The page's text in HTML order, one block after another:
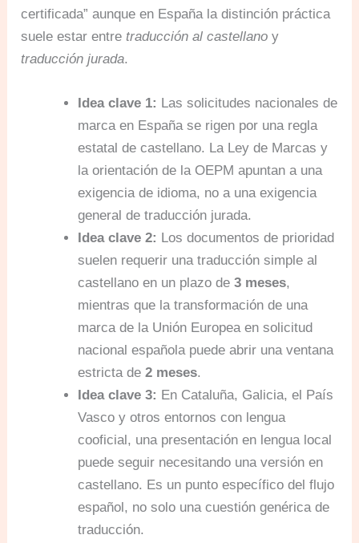
certificada” aunque en España la distinción práctica
suele estar entretraducción al castellano y
traducción jurada.
Idea clave 1: Las solicitudes nacionales de
marca en España se rigen por una regla
estatal de castellano. La Ley de Marcas y
la orientación de la OEPM apuntan a una
exigencia de idioma, no a una exigencia
general de traducción jurada.
Idea clave 2: Los documentos de prioridad
suelen requerir una traducción simple al
castellano en un plazo de3 meses,
mientras que la transformación de una
marca de la Unión Europea en solicitud
nacional española puede abrir una ventana
estricta de2 meses.
Idea clave 3: En Cataluña, Galicia, el País
Vasco y otros entornos con lengua
cooficial, una presentación en lengua local
puede seguir necesitando una versión en
castellano. Es un punto específico del flujo
español, no solo una cuestión genérica de
traducción.